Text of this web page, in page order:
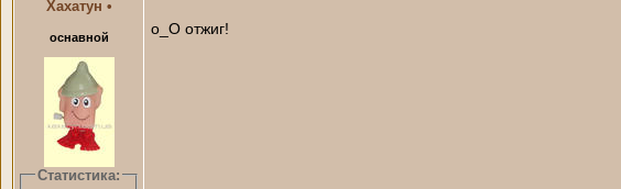
Хахатун •
оснавной
Статистика:
o_O отжиг!